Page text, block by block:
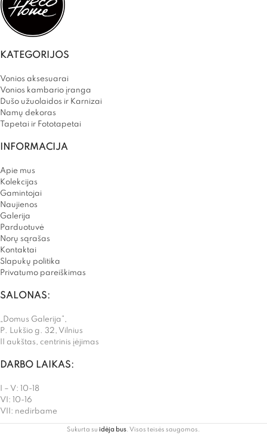
KATEGORIJOS
Vonios aksesuarai
Vonios kambario įranga
Dušo užuolaidos ir Karnizai
Namų dekoras
Tapetai ir Fototapetai
INFORMACIJA
Apie mus
Kolekcijas
Gamintojai
Naujienos
Galerija
Parduotuvė
Norų sąrašas
Kontaktai
Slapukų politika
Privatumo pareiškimas
SALONAS:
„Domus Galerija”,
P. Lukšio g. 32, Vilnius
II aukštas, centrinis įėjimas
DARBO LAIKAS:
I – V: 10-18
VI: 10-16
VII: nedirbame
Sukurta su idėja bus . Visos teisės saugomos.